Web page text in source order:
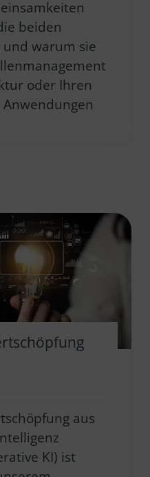
beiden
und warum sie
oder Ihren
aus
KI) ist